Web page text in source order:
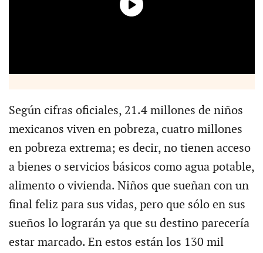
Según cifras oficiales, 21.4 millones de niños
mexicanos viven en pobreza, cuatro millones
en pobreza extrema; es decir, no tienen acceso
a bienes o servicios básicos como agua potable,
alimento o vivienda. Niños que sueñan con un
final feliz para sus vidas, pero que sólo en sus
sueños lo lograrán ya que su destino parecería
estar marcado. En estos están los 130 mil